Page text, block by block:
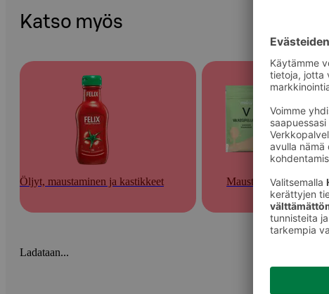
Katso myös
Öljyt, maustaminen ja kastikkeet Mausteet
Ladataan...